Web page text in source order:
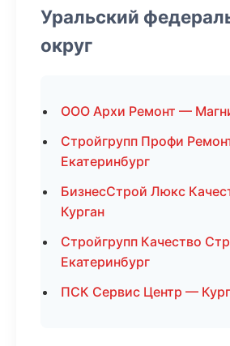
Уральский
округ
ООО Архи Ремонт —
Стройгрупп Профи
Екатеринбург
БизнесСтрой Люкс
Курган
Стройгрупп Качество
Екатеринбург
ПСК Сервис Центр —